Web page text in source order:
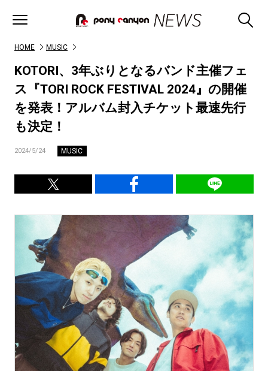
HOME MUSIC
KOTORI、3年ぶりとなるバンド主催フェ
ス『TORI ROCK FESTIVAL 2024』の開催
を発表！アルバム封入チケット最速先行
も決定！
2024/5/24 MUSIC